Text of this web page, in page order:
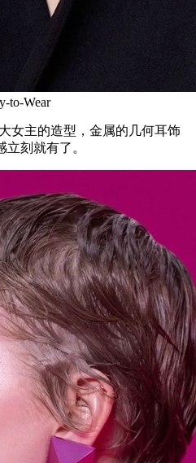
to-Wear
主的造型，金属的几何耳饰
刻就有了。